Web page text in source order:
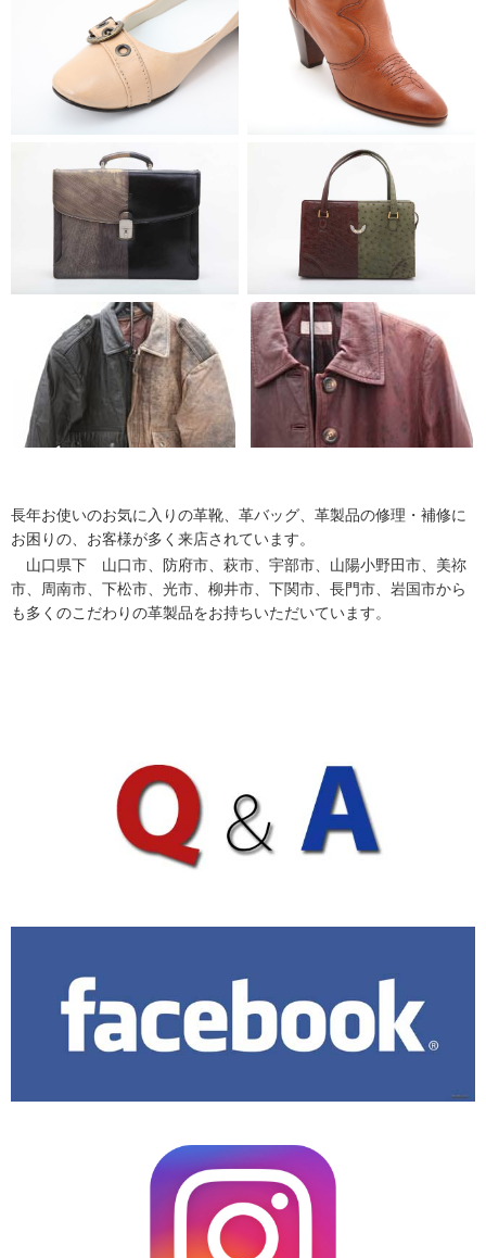
長年お使いのお気に入りの革靴、革バッグ、革製品の修理・補修に
お困りの、お客様が多く来店されています。
山口県下 山口市、防府市、萩市、宇部市、山陽小野田市、美祢
市、周南市、下松市、光市、柳井市、下関市、長門市、岩国市から
も多くのこだわりの革製品をお持ちいただいています。